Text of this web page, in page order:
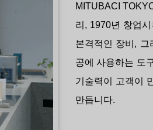
MITUBACI
리, 1970년 창업
본격적인 장비,
공에 사용하는 도
기술력이 고객이
만듭니다.